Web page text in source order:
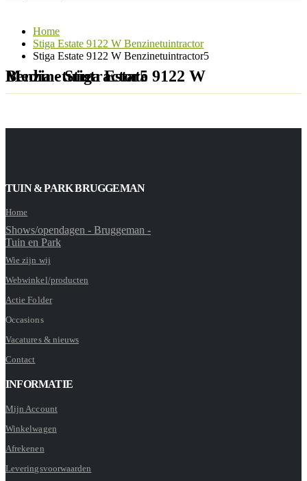
Home
Stiga Estate 9122 W Benzinetuintractor
Stiga Estate 9122 W Benzinetuintractor5
Media - Stiga Estate 9122 W Benzinetuintractor5
TUIN & PARK BRUGGEMAN
Home
Shows/opendagen - Bruggeman -
Tuin en Park
Wie zijn wij
Webwinkel/producten
Actie Folder
Occasions
Vacatures & nieuws
Contact
INFORMATIE
Mijn Account
Winkelwagen
Afrekenen
Leveringsvoorwaarden